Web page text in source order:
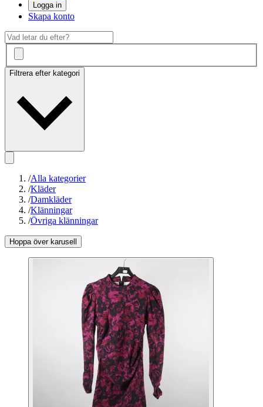
Logga in
Skapa konto
Filtrera efter kategori
/Alla kategorier
/Kläder
/Damkläder
/Klänningar
/Övriga klänningar
Hoppa över karusell